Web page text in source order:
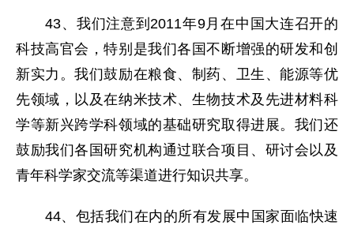
43、我们注意到2011年9月在中国大连召开的
科技高官会，特别是我们各国不断增强的研发和创
新实力。我们鼓励在粮食、制药、卫生、能源等优
先领域，以及在纳米技术、生物技术及先进材料科
学等新兴跨学科领域的基础研究取得进展。我们还
鼓励我们各国研究机构通过联合项目、研讨会以及
青年科学家交流等渠道进行知识共享。
44、包括我们在内的所有发展中国家面临快速